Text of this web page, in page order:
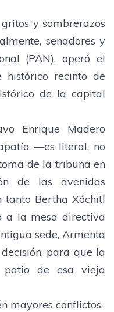
y sombrerazos
senadores y
(PAN), operó el
recinto de
de la capital
Enrique Madero
—es literal, no
de la tribuna en
de las avenidas
tanto Bertha Xóchitl
a la mesa directiva
sede, Armenta
para que la
de esa vieja
mayores conflictos.